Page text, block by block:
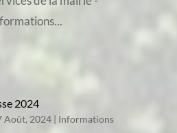
2024
Août, 2024| Informations